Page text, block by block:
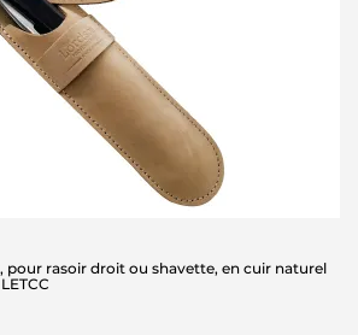
pour rasoir droit ou shavette, en cuir naturel